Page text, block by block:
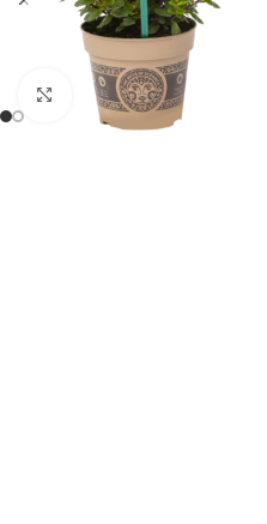
Klikněte pro zvětšení